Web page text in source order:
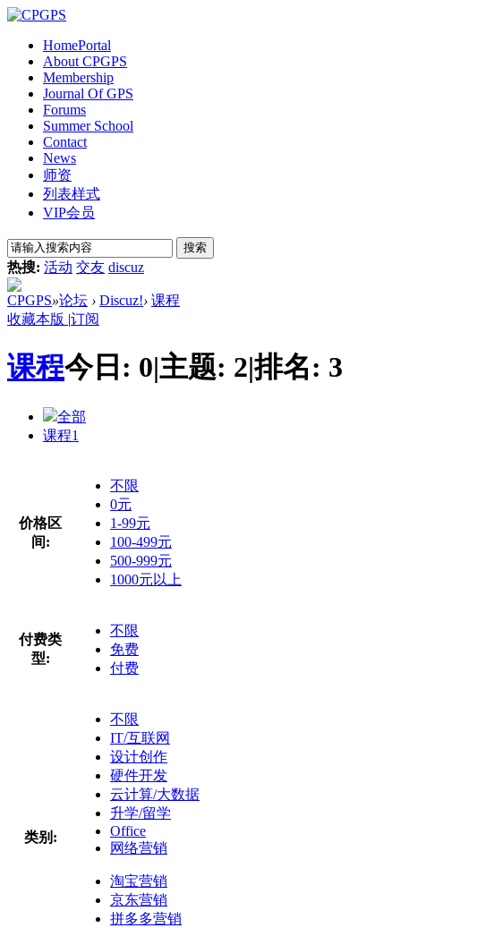
HomePortal
About CPGPS
Membership
Journal Of GPS
Forums
Summer School
Contact
News
师资
列表样式
VIP会员
搜索
热搜: 活动 交友 discuz
CPGPS»论坛 › Discuz!› 课程
收藏本版 |订阅
课程今日: 0|主题: 2|排名: 3
全部
课程1
价格区
间:
不限
0元
1-99元
100-499元
500-999元
1000元以上
付费类
型:
不限
免费
付费
类别:
不限
IT/互联网
设计创作
硬件开发
云计算/大数据
升学/留学
Office
网络营销
淘宝营销
京东营销
拼多多营销